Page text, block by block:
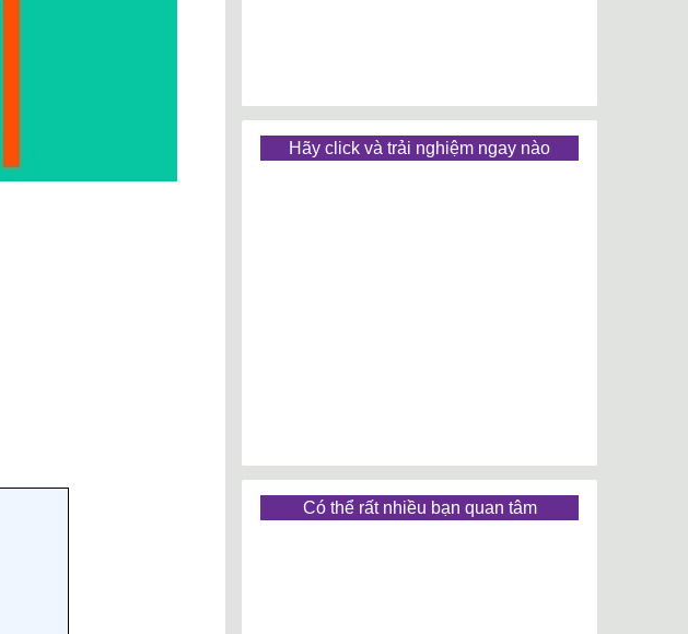
Hãy click và trải nghiệm ngay nào
Có thể rất nhiều bạn quan tâm